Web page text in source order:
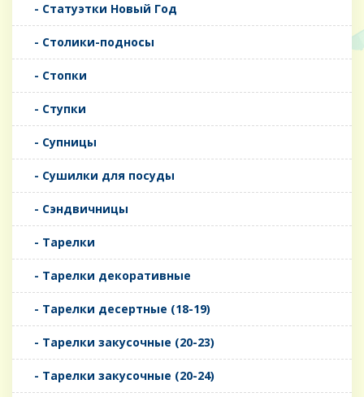
- Статуэтки Новый Год
- Столики-подносы
- Стопки
- Ступки
- Супницы
- Сушилки для посуды
- Сэндвичницы
- Тарелки
- Тарелки декоративные
- Тарелки десертные (18-19)
- Тарелки закусочные (20-23)
- Тарелки закусочные (20-24)